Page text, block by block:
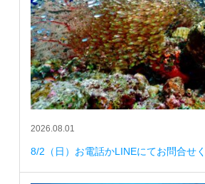
2026.08.01
8/2（日）お電話かLINEにてお問合せく